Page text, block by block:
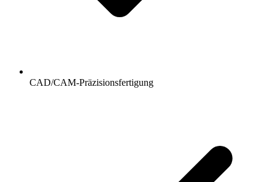
CAD/CAM-Präzisionsfertigung